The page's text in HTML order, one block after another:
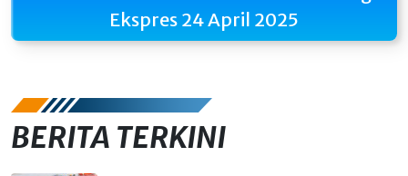
Ekspres 24 April 2025
BERITA TERKINI